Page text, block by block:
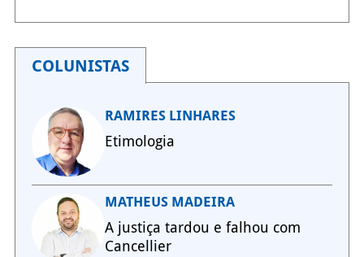
COLUNISTAS
RAMIRES LINHARES
Etimologia
MATHEUS MADEIRA
A justiça tardou e falhou com
Cancellier